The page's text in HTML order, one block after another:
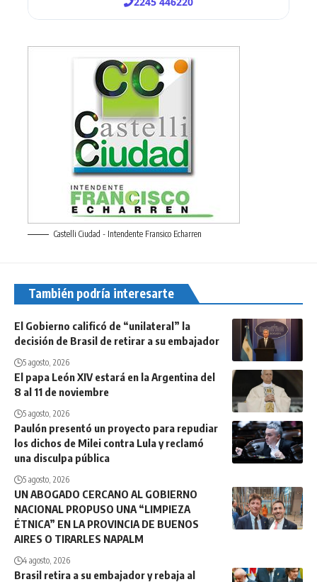
Castelli Ciudad - Intendente Fransico Echarren
También podría interesarte
El Gobierno calificó de “unilateral” la
decisión de Brasil de retirar a su embajador
5 agosto, 2026
El papa León XIV estará en la Argentina del
8 al 11 de noviembre
5 agosto, 2026
Paulón presentó un proyecto para repudiar
los dichos de Milei contra Lula y reclamó
una disculpa pública
5 agosto, 2026
UN ABOGADO CERCANO AL GOBIERNO
NACIONAL PROPUSO UNA “LIMPIEZA
ÉTNICA” EN LA PROVINCIA DE BUENOS
AIRES O TIRARLES NAPALM
4 agosto, 2026
Brasil retira a su embajador y rebaja al